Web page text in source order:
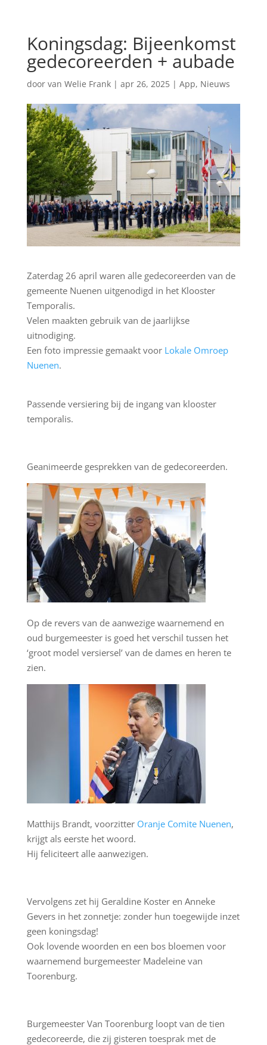
Koningsdag: Bijeenkomst
gedecoreerden + aubade
door van Welie Frank| apr 26, 2025| App, Nieuws
Zaterdag 26 april waren alle gedecoreerden van de
gemeente Nuenen uitgenodigd in het Klooster
Temporalis.
Velen maakten gebruik van de jaarlijkse
uitnodiging.
Een foto impressie gemaakt voor Lokale Omroep
Nuenen.
Passende versiering bij de ingang van klooster
temporalis.
Geanimeerde gesprekken van de gedecoreerden.
Op de revers van de aanwezige waarnemend en
oud burgemeester is goed het verschil tussen het
‘groot model versiersel’ van de dames en heren te
zien.
Matthijs Brandt, voorzitter Oranje Comite Nuenen,
krijgt als eerste het woord.
Hij feliciteert alle aanwezigen.
Vervolgens zet hij Geraldine Koster en Anneke
Gevers in het zonnetje: zonder hun toegewijde inzet
geen koningsdag!
Ook lovende woorden en een bos bloemen voor
waarnemend burgemeester Madeleine van
Toorenburg.
Burgemeester Van Toorenburg loopt van de tien
gedecoreerde, die zij gisteren toesprak met de